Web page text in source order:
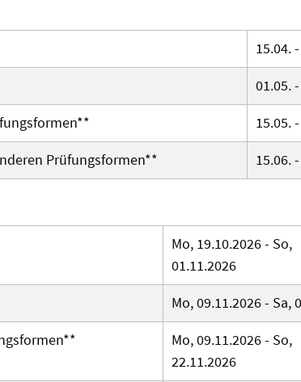
15.04.
01.05.
**
15.05.
Prüfungsformen**
15.06.
Mo, 19.10.2026 - So,
01.11.2026
Mo, 09.11.2026 - Sa,
**
Mo, 09.11.2026 - So,
22.11.2026